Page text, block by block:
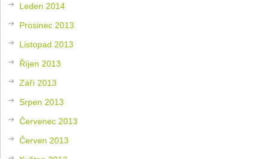
Leden 2014
Prosinec 2013
Listopad 2013
Říjen 2013
Září 2013
Srpen 2013
Červenec 2013
Červen 2013